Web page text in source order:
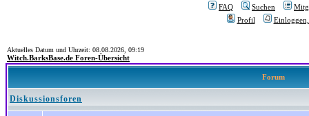
FAQ Suchen
Profil
Aktuelles Datum und Uhrzeit: 08.08.2026, 09:19
Witch.BarksBase.de Foren-Übersicht
Forum
Diskussionsforen